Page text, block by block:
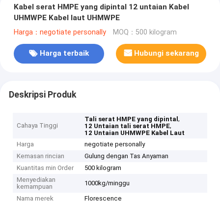
Kabel serat HMPE yang dipintal 12 untaian Kabel
UHMWPE Kabel laut UHMWPE
Harga：negotiate personally MOQ：500 kilogram
Harga terbaik Hubungi sekarang
Deskripsi Produk
Cahaya Tinggi
Tali serat HMPE yang dipintal,
12 Untaian tali serat HMPE,
12 Untaian UHMWPE Kabel Laut
Harga
negotiate personally
Kemasan rincian
Gulung dengan Tas Anyaman
Kuantitas min Order
500 kilogram
Menyediakan
kemampuan
1000kg/minggu
Nama merek Florescence